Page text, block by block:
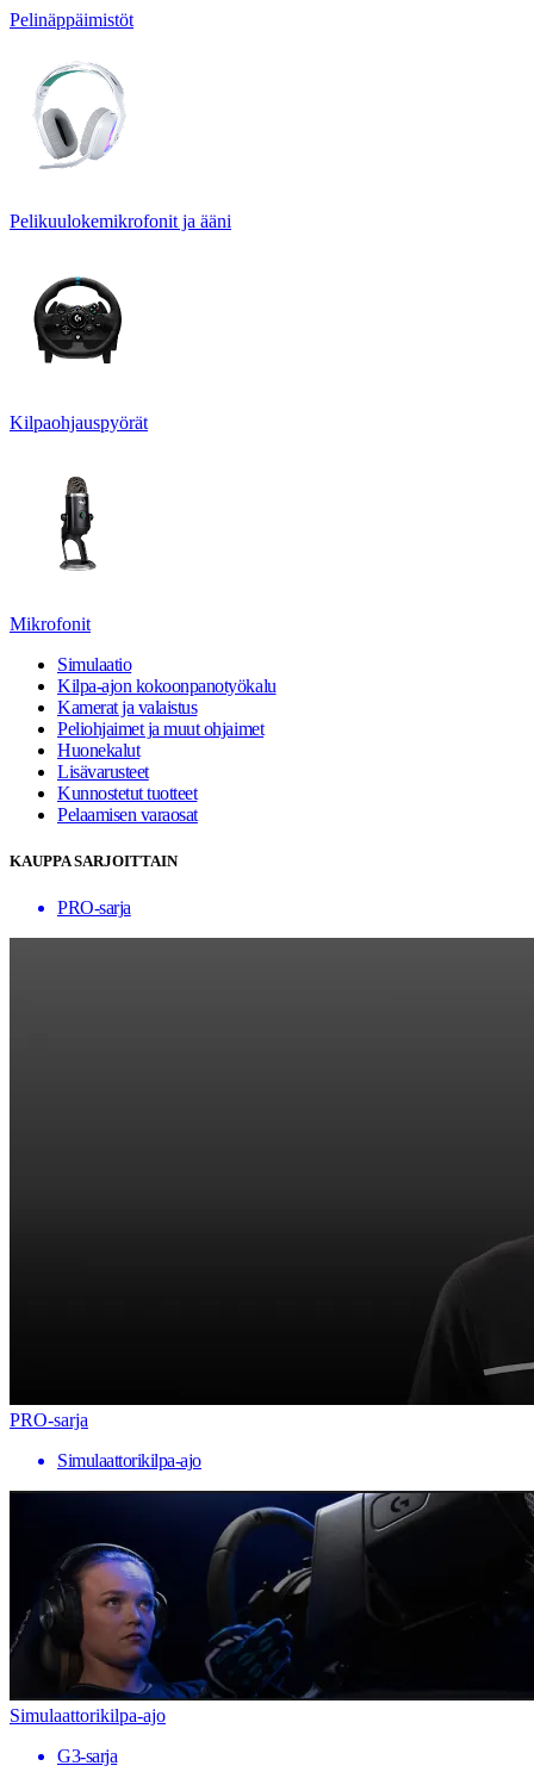
Pelinäppäimistöt
Pelikuulokemikrofonit ja ääni
Kilpaohjauspyörät
Mikrofonit
Simulaatio
Kilpa-ajon kokoonpanotyökalu
Kamerat ja valaistus
Peliohjaimet ja muut ohjaimet
Huonekalut
Lisävarusteet
Kunnostetut tuotteet
Pelaamisen varaosat
KAUPPA SARJOITTAIN
PRO-sarja
PRO-sarja
Simulaattorikilpa-ajo
Simulaattorikilpa-ajo
G3-sarja